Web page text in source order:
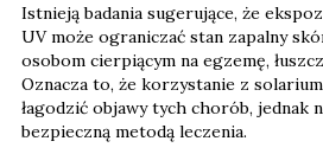
Istnieją badania sugerujące, że
UV może ograniczać stan zapalny
osobom cierpiącym na egzemę,
Oznacza to, że korzystanie z
łagodzić objawy tych chorób, jednak
bezpieczną metodą leczenia.